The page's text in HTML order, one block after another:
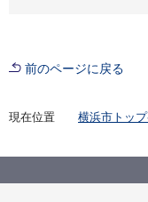
前のページに戻る
現在位置 横浜市トッ
【開催中止
通信施設公